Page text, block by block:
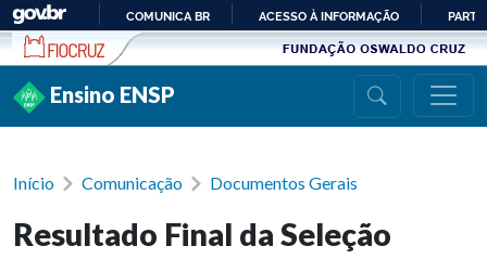
Ir para conteúdo
PARA
COMUNICA BR ACESSO À INFORMAÇÃO
Ensino ENSP
Início Comunicação Documentos Gerais
Resultado Final da Seleção